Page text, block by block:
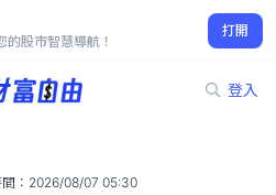
的股市智慧導航！
打開
登入
0.56%
： 2026/08/07 05:30